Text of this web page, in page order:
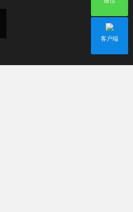
客户端